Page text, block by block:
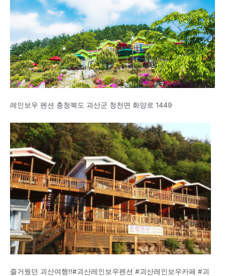
레인보우 펜션 충청북도 괴산군 청천면 화양로 1449
즐거웠던 괴산여행!!#괴산레인보우펜션 #괴산레인보우카페 #괴